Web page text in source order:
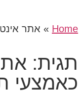
Home
» אתר
תגית:
כאמצעי